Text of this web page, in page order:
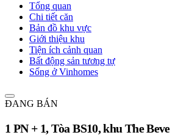
Tổng quan
Chi tiết căn
Bản đồ khu vực
Giới thiệu khu
Tiện ích cảnh quan
Bất động sản tương tự
Sống ở Vinhomes
ĐANG BÁN
1 PN + 1, Tòa BS10, khu The